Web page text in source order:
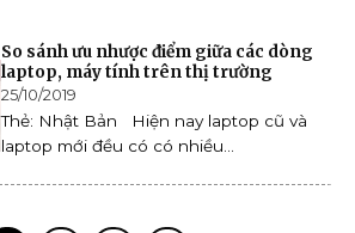
So sánh ưu nhược điểm giữa các dòng
laptop, máy tính trên thị trường
25/10/2019
Thẻ: Nhật Bản Hiện nay laptop cũ và
laptop mới đều có có nhiều...